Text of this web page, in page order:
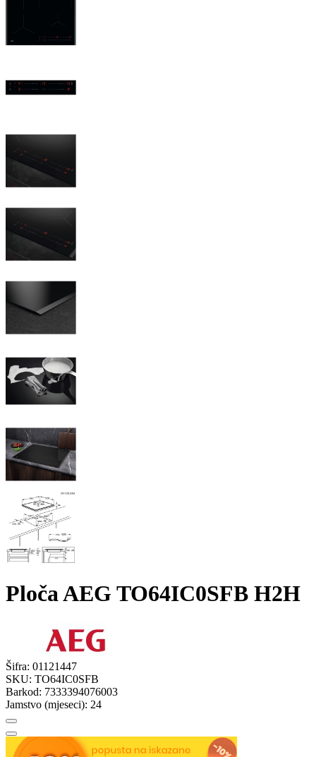
Ploča AEG TO64IC0SFB H2H
Šifra: 01121447
SKU: TO64IC0SFB
Barkod: 7333394076003
Jamstvo (mjeseci): 24